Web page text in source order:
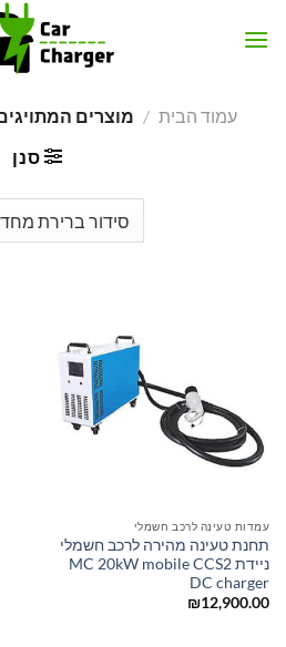
עמוד הבית / מוצרים
סנן
עמדות טעינה לרכב חשמלי
תחנת טעינה מהירה לרכב חשמלי
ניידת MC 20kW mobile CCS2
DC charger
₪12,900.00